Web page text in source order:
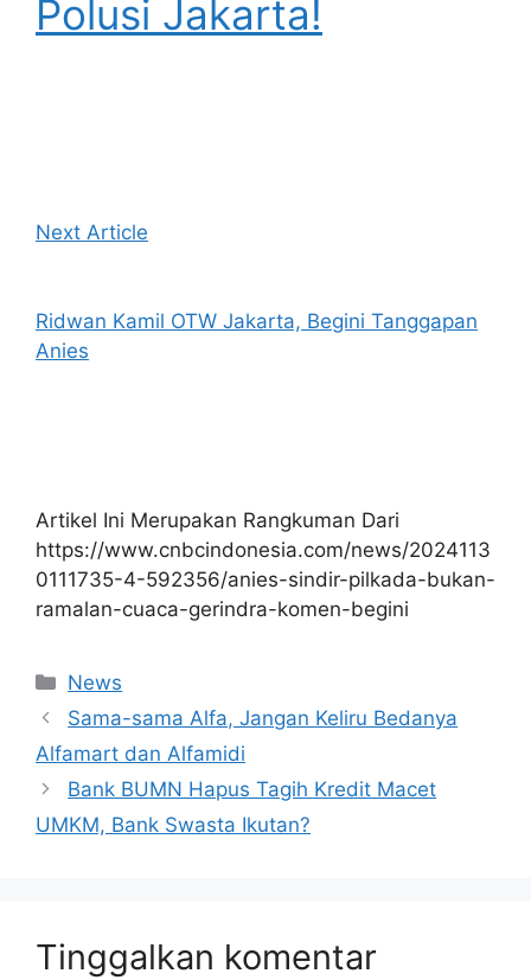
Polusi Jakarta!
Next Article
Ridwan Kamil OTW Jakarta, Begini Tanggapan
Anies
Artikel Ini Merupakan Rangkuman Dari
https://www.cnbcindonesia.com/news/2024113
0111735-4-592356/anies-sindir-pilkada-bukan-
ramalan-cuaca-gerindra-komen-begini
Kategori
News
Sama-sama Alfa, Jangan Keliru Bedanya
Alfamart dan Alfamidi
Bank BUMN Hapus Tagih Kredit Macet
UMKM, Bank Swasta Ikutan?
Tinggalkan komentar